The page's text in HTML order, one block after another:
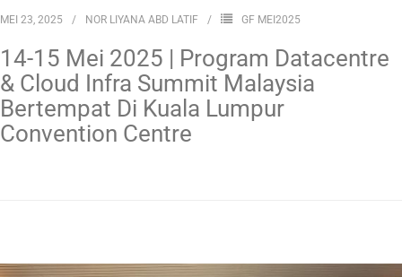
MEI 23, 2025 NOR LIYANA ABD LATIF GF MEI2025
14-15 Mei 2025 | Program Datacentre
& Cloud Infra Summit Malaysia
Bertempat Di Kuala Lumpur
Convention Centre